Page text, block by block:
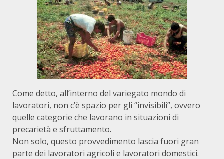
Come detto, all’interno del variegato mondo di
lavoratori, non c’è spazio per gli “invisibili”, ovvero
quelle categorie che lavorano in situazioni di
precarietà e sfruttamento.
Non solo, questo provvedimento lascia fuori gran
parte dei lavoratori agricoli e lavoratori domestici.